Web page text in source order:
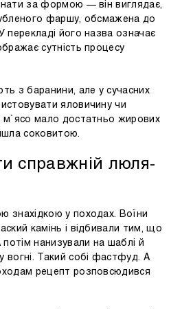
за формою — він виглядає,
фаршу, обсмажена до
перекладі його назва означає
сутність процесу
з баранини, але у сучасних
яловичину чи
м`ясо мало достатньо жирових
соковитою.
справжній люля-
знахідкою у походах. Воїни
камінь і відбивали тим, що
потім нанизували на шаблі й
вогні. Такий собі фастфуд. А
рецепт розповсюдився